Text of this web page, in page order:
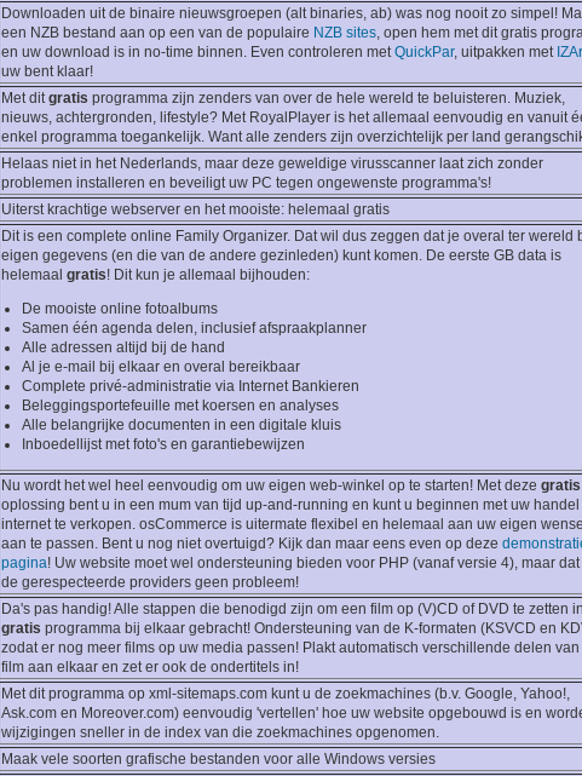
Downloaden uit de binaire nieuwsgroepen (alt binaries, ab) was nog nooit zo simpel!
een NZB bestand aan op een van de populaire NZB sites, open hem met dit gratis
en uw download is in no-time binnen. Even controleren metQuickPar, uitpakken met
uw bent klaar!
Met ditgratis programma zijn zenders van over de hele wereld te beluisteren. Muziek,
nieuws, achtergronden, lifestyle? Met RoyalPlayer is het allemaal eenvoudig en vanuit
enkel programma toegankelijk. Want alle zenders zijn overzichtelijk per land
Helaas niet in het Nederlands, maar deze geweldige virusscanner laat zich zonder
problemen installeren en beveiligt uw PC tegen ongewenste programma's!
Uiterst krachtige webserver en het mooiste: helemaal gratis
Dit is een complete online Family Organizer. Dat wil dus zeggen dat je overal ter wereld
eigen gegevens (en die van de andere gezinleden) kunt komen. De eerste GB data is
helemaal gratis! Dit kun je allemaal bijhouden:
De mooiste online fotoalbums
Samen één agenda delen, inclusief afspraakplanner
Alle adressen altijd bij de hand
Al je e-mail bij elkaar en overal bereikbaar
Complete privé-administratie via Internet Bankieren
Beleggingsportefeuille met koersen en analyses
Alle belangrijke documenten in een digitale kluis
Inboedellijst met foto's en garantiebewijzen
Nu wordt het wel heel eenvoudig om uw eigen web-winkel op te starten! Met deze gratis
oplossing bent u in een mum van tijd up-and-running en kunt u beginnen met uw
internet te verkopen. osCommerce is uitermate flexibel en helemaal aan uw eigen
aan te passen. Bent u nog niet overtuigd? Kijk dan maar eens even op deze
pagina! Uw website moet wel ondersteuning bieden voor PHP (vanaf versie 4), maar dat
de gerespecteerde providers geen probleem!
Da's pas handig! Alle stappen die benodigd zijn om een film op (V)CD of DVD te zetten
gratis programma bij elkaar gebracht! Ondersteuning van de K-formaten (KSVCD en
zodat er nog meer films op uw media passen! Plakt automatisch verschillende delen van
film aan elkaar en zet er ook de ondertitels in!
Met dit programma op xml-sitemaps.com kunt u de zoekmachines (b.v. Google, Yahoo!,
Ask.com en Moreover.com) eenvoudig 'vertellen' hoe uw website opgebouwd is en
wijzigingen sneller in de index van die zoekmachines opgenomen.
Maak vele soorten grafische bestanden voor alle Windows versies